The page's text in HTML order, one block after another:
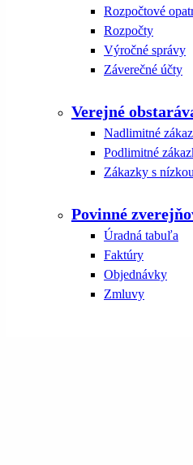
Rozpočtové
Rozpočty
Výročné správy
Záverečné účty
Verejné
Nadlimitné
Podlimitné
Zákazky s
Povinné
Úradná tabuľa
Faktúry
Objednávky
Zmluvy